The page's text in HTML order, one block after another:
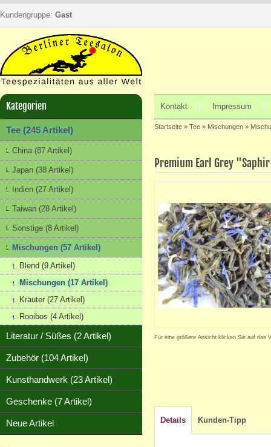
Kundengruppe: Gast
Kategorien
Tee (245 Artikel)
China (87 Artikel)
Japan (38 Artikel)
Indien (27 Artikel)
Taiwan (28 Artikel)
Sonstige (8 Artikel)
Mischungen (57 Artikel)
Blend (9 Artikel)
Mischungen (17 Artikel)
Kräuter (27 Artikel)
Rooibos (4 Artikel)
Literatur / Süßes (2 Artikel)
Zubehör (104 Artikel)
Kunsthandwerk (23 Artikel)
Geschenke (7 Artikel)
Neue Artikel
Kontakt Impressum
Startseite » Tee » Mischungen »
Premium Earl Grey
Für eine größere Ansicht klicken Sie auf das
Details Kunden-Tipp